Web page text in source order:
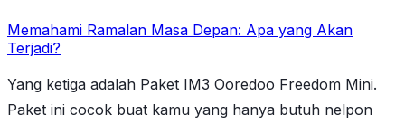
Memahami Ramalan Masa Depan: Apa yang Akan
Terjadi?
Yang ketiga adalah Paket IM3 Ooredoo Freedom Mini.
Paket ini cocok buat kamu yang hanya butuh nelpon